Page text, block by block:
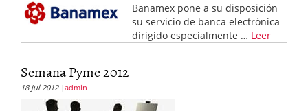
Banamex pone a su disposición
su servicio de banca electrónica
dirigido especialmente … Leer
Semana Pyme 2012
18 Jul 2012 admin